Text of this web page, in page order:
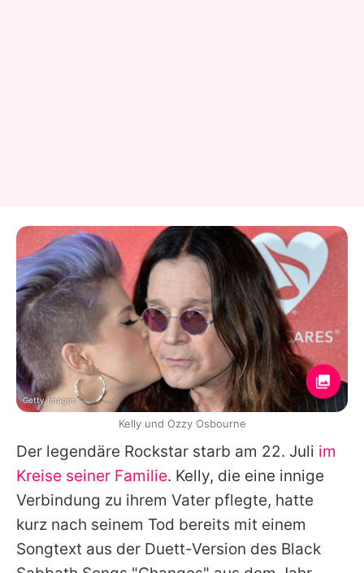
Der legendäre Rockstar starb am 22. Juli im
Kreise seiner Familie. Kelly, die eine innige
Verbindung zu ihrem Vater pflegte, hatte
kurz nach seinem Tod bereits mit einem
Songtext aus der Duett-Version des Black
Getty Images
Kelly und Ozzy Osbourne